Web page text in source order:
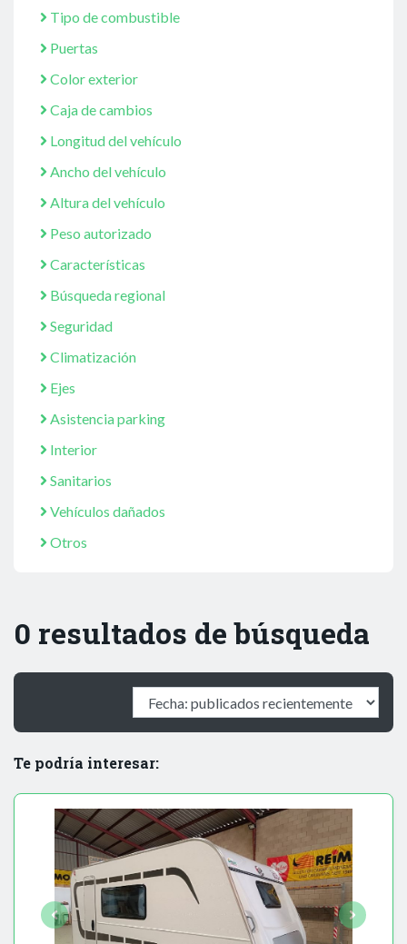
Tipo de combustible
Puertas
Color exterior
Caja de cambios
Longitud del vehículo
Ancho del vehículo
Altura del vehículo
Peso autorizado
Características
Búsqueda regional
Seguridad
Climatización
Ejes
Asistencia parking
Interior
Sanitarios
Vehículos dañados
Otros
0 resultados de búsqueda
Te podría interesar: